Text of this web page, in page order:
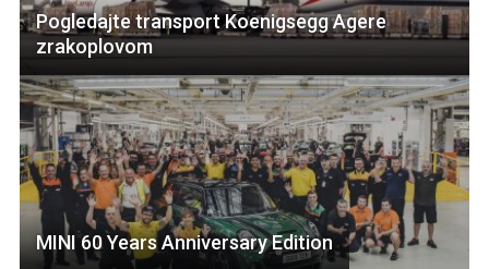
Pogledajte transport Koenigsegg Agere
zrakoplovom
MINI 60 Years Anniversary Edition